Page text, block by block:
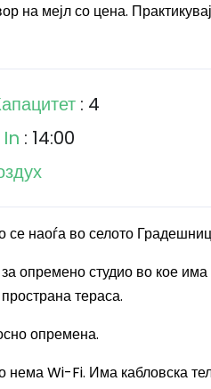
на мејл со цена.
: 4
: 14:00
се наоѓа во селото
опремено студио во кое
тераса.
опремена.
немаWi-Fi. Има кабловска